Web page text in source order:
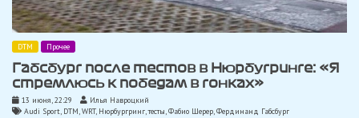
DTM Прочее
Габсбург после тестов в Нюрбугринге: «Я
стремлюсь к победам в гонках»
13 июня, 22:29
Илья Навроцкий
Audi Sport, DTM,WRT, Нюрбургринг,тесты,Фабио Шерер,Фердинанд Габсбург